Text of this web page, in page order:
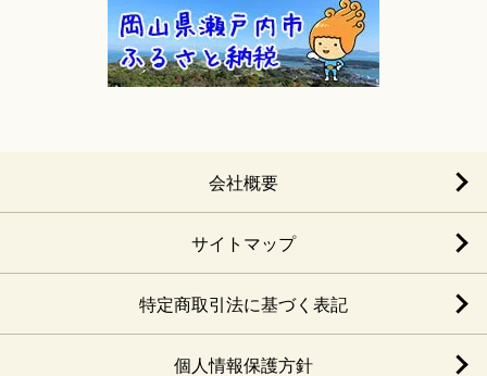
会社概要
サイトマップ
特定商取引法に基づく表記
個人情報保護方針